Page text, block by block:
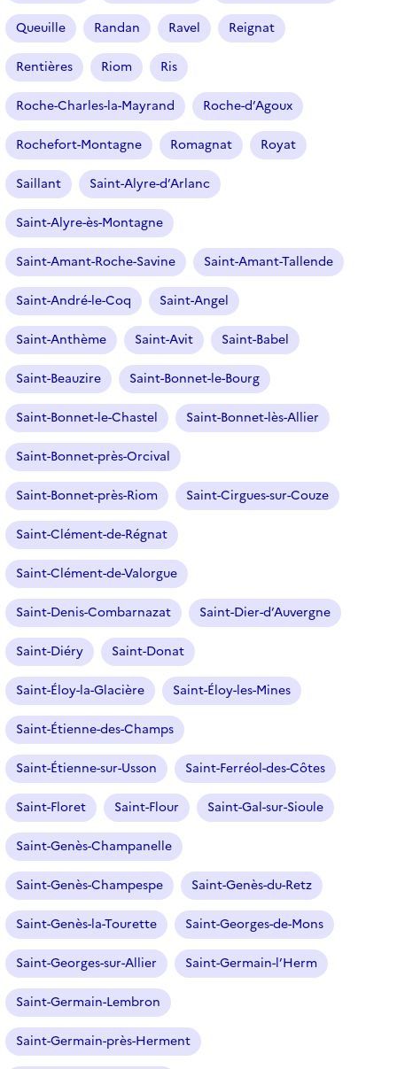
Queuille Randan Ravel Reignat
Rentières Riom Ris
Roche-Charles-la-Mayrand Roche-d’Agoux
Rochefort-Montagne Romagnat Royat
Saillant Saint-Alyre-d’Arlanc
Saint-Alyre-ès-Montagne
Saint-Amant-Roche-Savine Saint-Amant-Tallende
Saint-André-le-Coq Saint-Angel
Saint-Anthème Saint-Avit Saint-Babel
Saint-Beauzire Saint-Bonnet-le-Bourg
Saint-Bonnet-le-Chastel Saint-Bonnet-lès-Allier
Saint-Bonnet-près-Orcival
Saint-Bonnet-près-Riom Saint-Cirgues-sur-Couze
Saint-Clément-de-Régnat
Saint-Clément-de-Valorgue
Saint-Denis-Combarnazat Saint-Dier-d’Auvergne
Saint-Diéry Saint-Donat
Saint-Éloy-la-Glacière Saint-Éloy-les-Mines
Saint-Étienne-des-Champs
Saint-Étienne-sur-Usson Saint-Ferréol-des-Côtes
Saint-Floret Saint-Flour Saint-Gal-sur-Sioule
Saint-Genès-Champanelle
Saint-Genès-Champespe Saint-Genès-du-Retz
Saint-Genès-la-Tourette Saint-Georges-de-Mons
Saint-Georges-sur-Allier Saint-Germain-l’Herm
Saint-Germain-Lembron
Saint-Germain-près-Herment